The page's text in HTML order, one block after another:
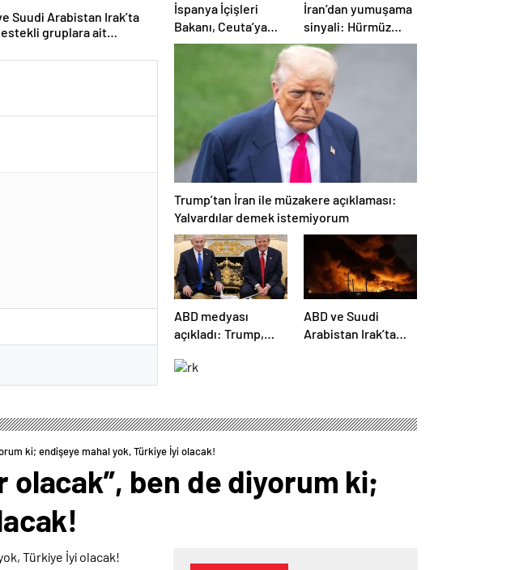
Suudi Arabistan Irak’ta
gruplara ait
İspanya İçişleri
Bakanı, Ceuta’ya
giren 72 bin
İran’dan yumuşama
sinyali: Hürmüz
mayınlardan
temizlenmeye
hazırlanıyor
Trump’tan İran ile müzakere açıklaması:
Yalvardılar demek istemiyorum
ABD medyası
açıkladı: Trump,
ekonomik
ABD ve Suudi
Arabistan Irak’ta
ki; endişeye mahal yok, Türkiye İyi olacak!
olacak”, ben de diyorum ki;